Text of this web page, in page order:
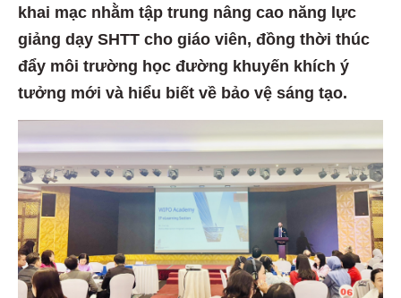
khai mạc nhằm tập trung nâng cao năng lực
giảng dạy SHTT cho giáo viên, đồng thời thúc
đẩy môi trường học đường khuyến khích ý
tưởng mới và hiểu biết về bảo vệ sáng tạo.